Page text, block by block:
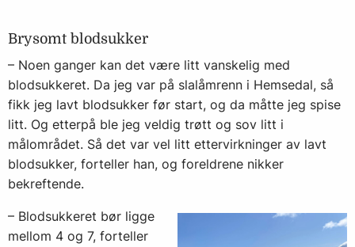
Brysomt blodsukker
– Noen ganger kan det være litt vanskelig med
blodsukkeret. Da jeg var på slalåmrenn i Hemsedal, så
fikk jeg lavt blodsukker før start, og da måtte jeg spise
litt. Og etterpå ble jeg veldig trøtt og sov litt i
målområdet. Så det var vel litt ettervirkninger av lavt
blodsukker, forteller han, og foreldrene nikker
bekreftende.
– Blodsukkeret bør ligge
mellom 4 og 7, forteller